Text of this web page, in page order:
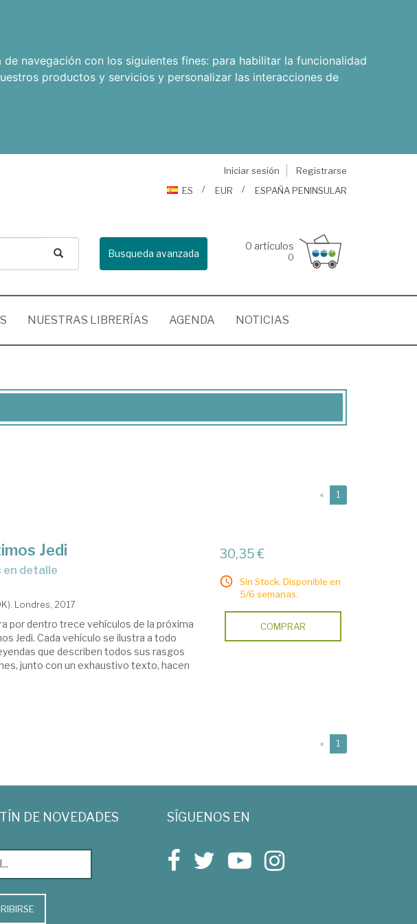
navegación con los siguientes fines: para habilitar la funcionalidad
productos y servicios y personalizar las interacciones de
Iniciar sesión
Registrarse
ES
EUR ESPAÑA PENINSULAR
Busqueda avanzada
0 artículos
0
NUESTRAS LIBRERÍAS AGENDA NOTICIAS
« 1
Jedi
en detalle
Londres, 2017
por dentro trece vehículos de la próxima
Jedi. Cada vehículo se ilustra a todo
que describen todos sus rasgos
junto con un exhaustivo texto, hacen
30,35 €
Sin Stock. Disponible en
5/6 semanas.
COMPRAR
« 1
DE NOVEDADES SÍGUENOS EN